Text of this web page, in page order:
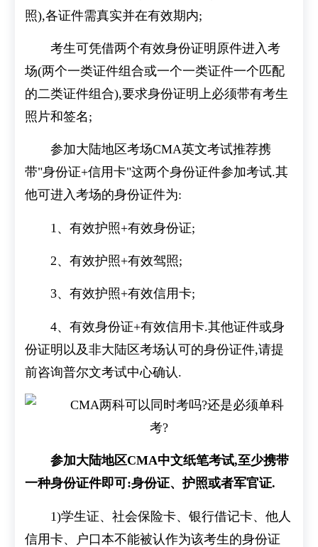
照),各证件需真实并在有效期内;
考生可凭借两个有效身份证明原件进入考
场(两个一类证件组合或一个一类证件一个匹配
的二类证件组合),要求身份证明上必须带有考生
照片和签名;
参加大陆地区考场CMA英文考试推荐携
带"身份证+信用卡"这两个身份证件参加考试.其
他可进入考场的身份证件为:
1、有效护照+有效身份证;
2、有效护照+有效驾照;
3、有效护照+有效信用卡;
4、有效身份证+有效信用卡.其他证件或身
份证明以及非大陆区考场认可的身份证件,请提
前咨询普尔文考试中心确认.
参加大陆地区CMA中文纸笔考试,至少携带
一种身份证件即可:身份证、护照或者军官证.
1)学生证、社会保险卡、银行借记卡、他人
信用卡、户口本不能被认作为该考生的身份证